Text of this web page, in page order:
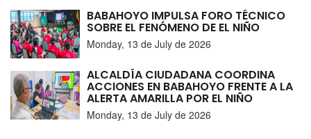
BABAHOYO IMPULSA FORO TÉCNICO
SOBRE EL FENÓMENO DE EL NIÑO
Monday, 13 de July de 2026
ALCALDÍA CIUDADANA COORDINA
ACCIONES EN BABAHOYO FRENTE A LA
ALERTA AMARILLA POR EL NIÑO
Monday, 13 de July de 2026